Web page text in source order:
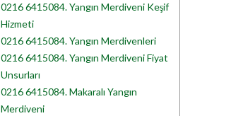
0216 6415084. Yangın Merdiveni Keşif
Hizmeti
0216 6415084. Yangın Merdivenleri
0216 6415084. Yangın Merdiveni Fiyat
Unsurları
0216 6415084. Makaralı Yangın
Merdiveni